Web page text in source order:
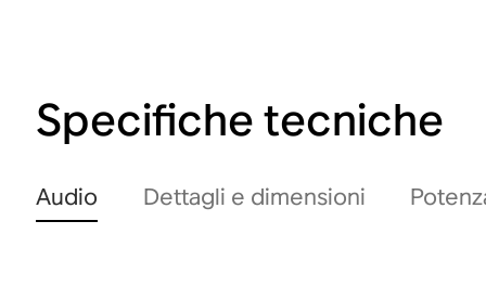
Specifiche tecniche
Audio Dettagli e dimensioni